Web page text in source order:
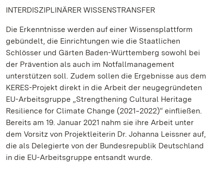
INTERDISZIPLINÄRER WISSENSTRANSFER
Die Erkenntnisse werden auf einer Wissensplattform
gebündelt, die Einrichtungen wie die Staatlichen
Schlösser und Gärten Baden-Württemberg sowohl bei
der Prävention als auch im Notfallmanagement
unterstützen soll. Zudem sollen die Ergebnisse aus dem
KERES-Projekt direkt in die Arbeit der neugegründeten
EU-Arbeitsgruppe „Strengthening Cultural Heritage
Resilience for Climate Change (2021‒2022)“ einfließen.
Bereits am 19. Januar 2021 nahm sie ihre Arbeit unter
dem Vorsitz von Projektleiterin Dr. Johanna Leissner auf,
die als Delegierte von der Bundesrepublik Deutschland
in die EU-Arbeitsgruppe entsandt wurde.